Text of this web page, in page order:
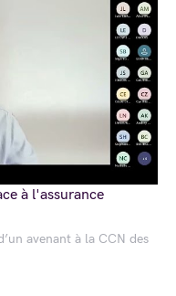
avenant à la CCN des
à l'assurance